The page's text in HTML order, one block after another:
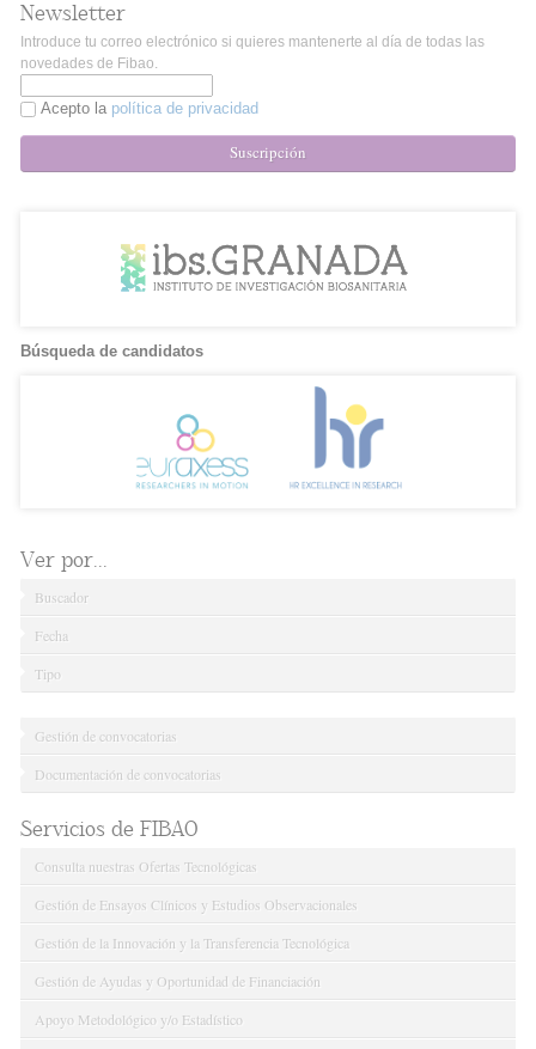
Newsletter
Introduce tu correo electrónico si quieres mantenerte al día de todas las
novedades de Fibao.
Acepto la política de privacidad
Suscripción
Búsqueda de candidatos
Ver por...
Buscador
Fecha
Tipo
Gestión de convocatorias
Documentación de convocatorias
Servicios de FIBAO
Consulta nuestras Ofertas Tecnológicas
Gestión de Ensayos Clínicos y Estudios Observacionales
Gestión de la Innovación y la Transferencia Tecnológica
Gestión de Ayudas y Oportunidad de Financiación
Apoyo Metodológico y/o Estadístico